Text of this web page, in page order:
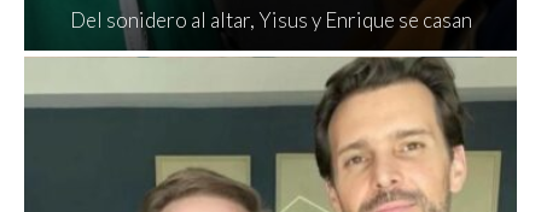
Del sonidero al altar, Yisus y Enrique se casan